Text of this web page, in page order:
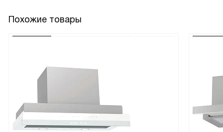
Похожие товары